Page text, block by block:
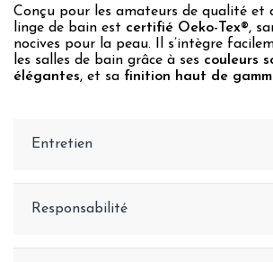
Conçu pour les amateurs de qualité et
linge de bain est certifié Oeko-Tex®,
nocives pour la peau. Il s’intègre
les salles de bain grâce à ses couleurs
élégantes, et sa finition haut de
Entretien
Responsabilité